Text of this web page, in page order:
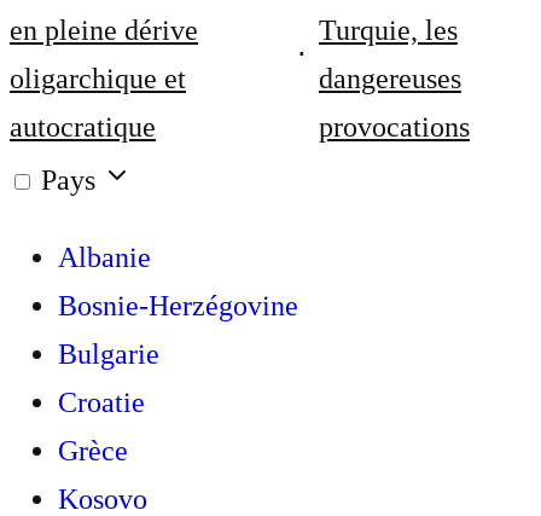
en pleine dérive
oligarchique et
autocratique
Turquie, les
dangereuses
provocations
Pays
Albanie
Bosnie-Herzégovine
Bulgarie
Croatie
Grèce
Kosovo